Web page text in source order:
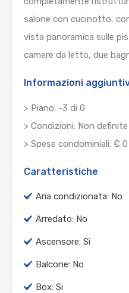
salone con cucinotto,
vista panoramica sulle
camere da letto, due
Informazioni
> Piano: -3 di 0
> Condizioni: Non definite
> Spese condominiali: € 0
Caratteristiche
Aria condizionata: No
Arredato: No
Ascensore: Si
Balcone: No
Box: Si